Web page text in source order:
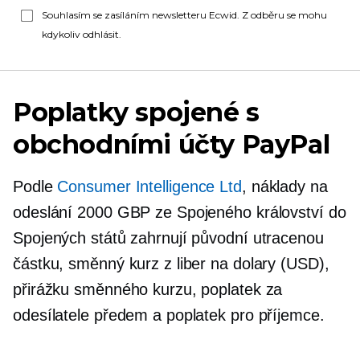
Souhlasím se zasíláním newsletteru Ecwid. Z odběru se mohu
kdykoliv odhlásit.
Poplatky spojené s
obchodními účty PayPal
Podle Consumer Intelligence Ltd, náklady na
odeslání 2000 GBP ze Spojeného království do
Spojených států zahrnují původní utracenou
částku, směnný kurz z liber na dolary (USD),
přirážku směnného kurzu, poplatek za
odesílatele předem a poplatek pro příjemce.